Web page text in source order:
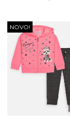
NOVO!